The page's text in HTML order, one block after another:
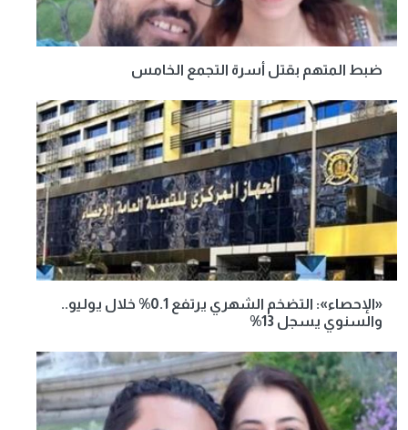
ضبط المتهم بقتل أسرة التجمع الخامس
«الإحصاء»: التضخم الشهري يرتفع 0.1% خلال يوليو..
والسنوي يسجل 13%